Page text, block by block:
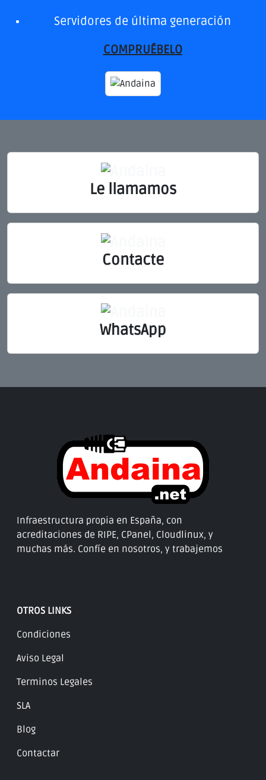
Servidores de última generación
COMPRUÉBELO
Le llamamos
Contacte
WhatsApp
Infraestructura propia en España, con
acreditaciones de RIPE, CPanel, Cloudlinux, y
muchas más. Confíe en nosotros, y trabajemos
OTROS LINKS
Condiciones
Aviso Legal
Terminos Legales
SLA
Blog
Contactar